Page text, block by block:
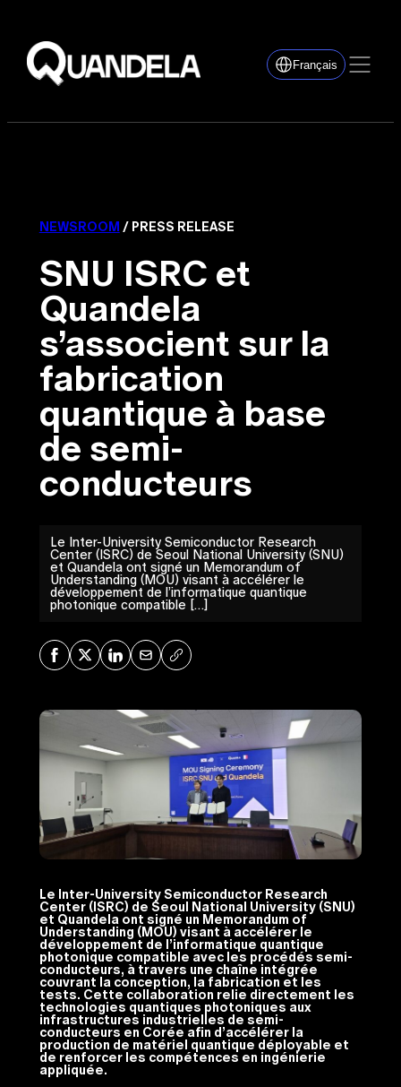
Français
NEWSROOM / PRESS RELEASE
SNU ISRC et
Quandela
s’associent sur la
fabrication
quantique à base
de semi-
conducteurs
Le Inter-University Semiconductor Research
Center (ISRC) de Seoul National University (SNU)
et Quandela ont signé un Memorandum of
Understanding (MOU) visant à accélérer le
développement de l’informatique quantique
photonique compatible […]
Share on Facebook
Share on XShare on LinkedIn
Share via Mail
Copy URL
Le Inter-University Semiconductor Research
Center (ISRC) de Seoul National University (SNU)
et Quandela ont signé un Memorandum of
Understanding (MOU) visant à accélérer le
développement de l’informatique quantique
photonique compatible avec les procédés semi-
conducteurs, à travers une chaîne intégrée
couvrant la conception, la fabrication et les
tests. Cette collaboration relie directement les
technologies quantiques photoniques aux
infrastructures industrielles de semi-
conducteurs en Corée afin d’accélérer la
production de matériel quantique déployable et
de renforcer les compétences en ingénierie
appliquée.